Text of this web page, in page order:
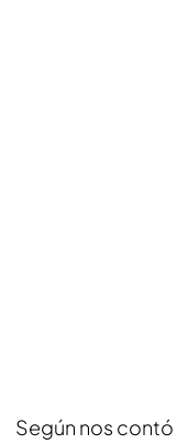
Según nos contó